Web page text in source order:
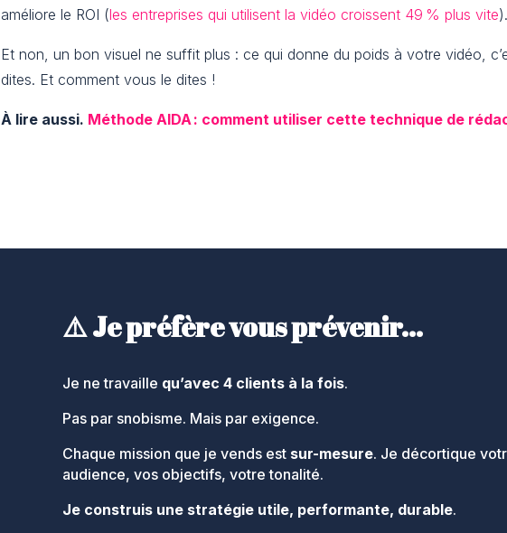
améliore le ROI (les entreprises qui utilisent la vidéo croissent 49 % plus vite).
Et non, un bon visuel ne suffit plus : ce qui donne du poids à votre vidéo,
dites. Et comment vous le dites !
À lire aussi. Méthode AIDA : comment utiliser cette technique de
⚠️ Je préfère vous prévenir…
Je ne travaille qu’avec 4 clients à la fois.
Pas par snobisme. Mais par exigence.
Chaque mission que je vends est sur-mesure. Je décortique
audience, vos objectifs, votre tonalité.
Je construis une stratégie utile, performante, durable.